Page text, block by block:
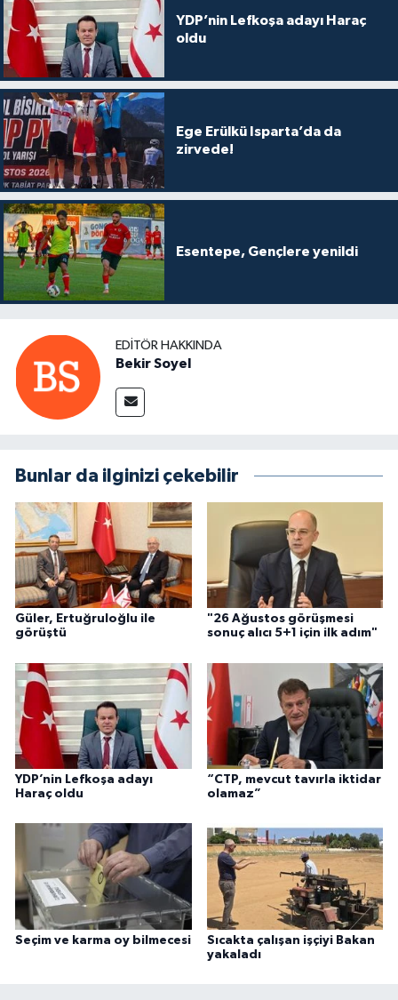
YDP’nin Lefkoşa adayı Haraç
oldu
Ege Erülkü Isparta’da da
zirvede!
Esentepe, Gençlere yenildi
EDITÖR HAKKINDA
Bekir Soyel
Bunlar da ilginizi çekebilir
Güler, Ertuğruloğlu ile
görüştü
"26 Ağustos görüşmesi
sonuç alıcı 5+1 için ilk adım"
YDP’nin Lefkoşa adayı
Haraç oldu
“CTP, mevcut tavırla iktidar
olamaz”
Seçim ve karma oy bilmecesi
Sıcakta çalışan işçiyi Bakan
yakaladı